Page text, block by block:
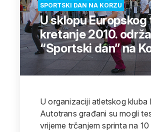
SPORTSKI DAN NA KORZU
U sklopu
kretanje 2010.
“Sportski dan” na
U organizaciji atletskog kluba
Autotrans građani su mogli
vrijeme trčanjem sprinta na 10